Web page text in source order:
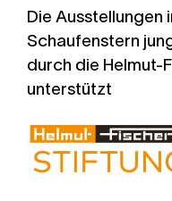
­­­­­­­Die Ausstellungen
Schaufenstern
durch die Helmut-
unterstützt